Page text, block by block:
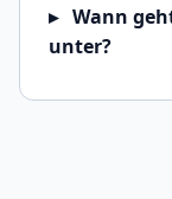
Wann
unter?